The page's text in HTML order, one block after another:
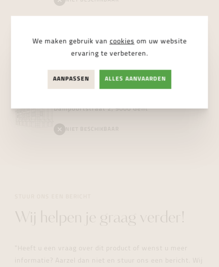
Voldersstraat 6, 9000 Gent
Dampoortstraat 2, 9000 Gent
NIET BESCHIKBAAR
Wij helpen je graag verder!
"Heeft u een vraag over dit product of wenst u meer
informatie? Aarzel dan niet en stuur ons een bericht. Wij
We maken gebruik van cookies om uw website
ervaring te verbeteren.
AANPASSEN ALLES AANVAARDEN